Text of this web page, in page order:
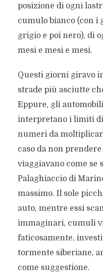
posizione di ogni
cumulo bianco (con i
grigio e poi nero), di
mesi e mesi e mesi.
Questi giorni giravo
strade più asciutte
Eppure, gli
interpretano i limiti
numeri da
caso da non
viaggiavano come se
Palaghiaccio di
massimo. Il sole
auto, mentre essi
immaginari, cumuli
faticosamente,
tormente siberiane,
come suggestione.